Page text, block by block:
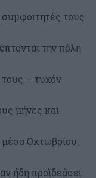
συμφοιτητές τους
την πόλη
τους – τυχόν
μήνες και
Οκτωβρίου,
ήδη προϊδεάσει